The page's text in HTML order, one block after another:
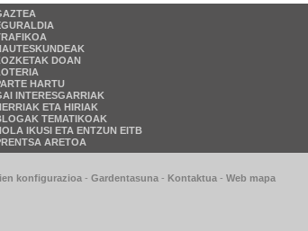
DOAN
HARTU
INTERESGARRIAK
ETA HIRIAK
TEMATIKOAK
IKUSI ETA ENTZUN EITB
ARETOA
konfigurazioa - Gardentasuna - Kontaktua - Web mapa